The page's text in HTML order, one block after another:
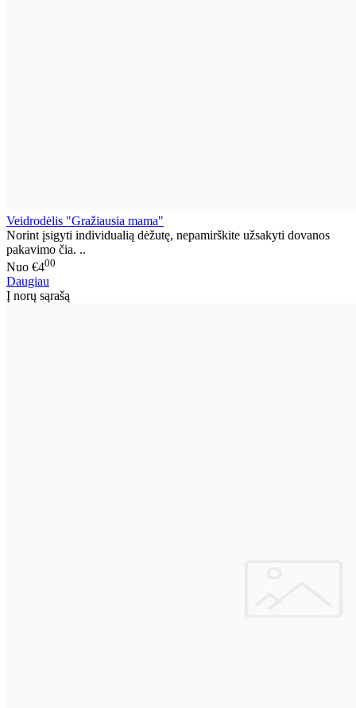
Veidrodėlis "Gražiausia mama"
Norint įsigyti individualią dėžutę, nepamirškite užsakyti dovanos
pakavimo čia. ..
Nuo €400
Daugiau
Į norų sąrašą